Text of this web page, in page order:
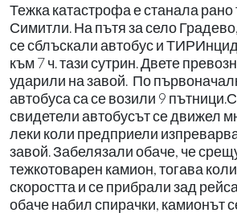
Тежка катастрофа е станала рано
Симитли. На пътя за село
се сблъскали автобус и
към 7 ч. тази сутрин. Двете
ударили на завой. По
автобуса са се возили 9
свидетели автобусът се движел
леки коли предприели
завой. Забелязали обаче, че
тежкотоварен камион, тогава
скоростта и се прибрали зад
обаче набил спирачки, камионът